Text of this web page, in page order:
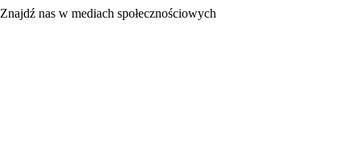
Znajdź nas w mediach społecznościowych